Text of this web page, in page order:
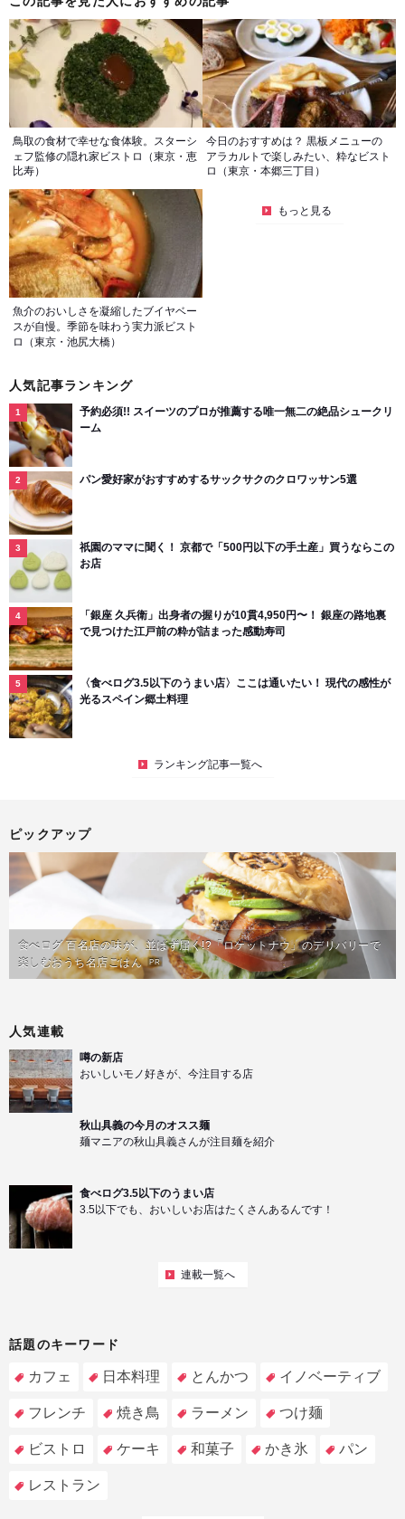
鳥取の食材で幸せな食体験。スターシ
ェフ監修の隠れ家ビストロ（東京・恵
比寿）
今日のおすすめは？ 黒板メニューの
アラカルトで楽しみたい、粋なビスト
ロ（東京・本郷三丁目）
魚介のおいしさを凝縮したブイヤベー
スが自慢。季節を味わう実力派ビスト
ロ（東京・池尻大橋）
もっと見る
人気記事ランキング
予約必須!! スイーツのプロが推薦する唯一無二の絶品シュークリ
ーム
パン愛好家がおすすめするサックサクのクロワッサン5選
祇園のママに聞く！ 京都で「500円以下の手土産」買うならこの
お店
「銀座 久兵衛」出身者の握りが10貫4,950円〜！ 銀座の路地裏
で見つけた江戸前の粋が詰まった感動寿司
〈食べログ3.5以下のうまい店〉ここは通いたい！ 現代の感性が
光るスペイン郷土料理
ランキング記事一覧へ
ピックアップ
食べログ 百名店の味が、並ばず届く!?「ロケットナウ」のデリバリーで
楽しむおうち名店ごはん PR
人気連載
噂の新店
おいしいモノ好きが、今注目する店
秋山具義の今月のオスス麺
麺マニアの秋山具義さんが注目麺を紹介
食べログ3.5以下のうまい店
3.5以下でも、おいしいお店はたくさんあるんです！
連載一覧へ
話題のキーワード
カフェ 日本料理 とんかつ イノベーティブ
フレンチ 焼き鳥 ラーメン つけ麺
ビストロ ケーキ 和菓子 かき氷 パン
レストラン